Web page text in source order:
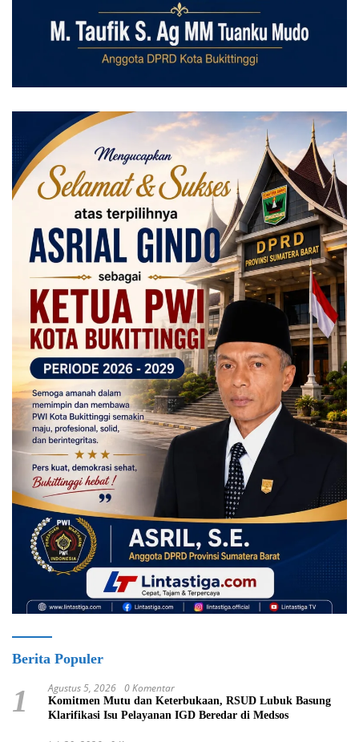
Berita Populer
1 Agustus 5, 2026 0 Komentar
Komitmen Mutu dan Keterbukaan, RSUD Lubuk Basung
Klarifikasi Isu Pelayanan IGD Beredar di Medsos